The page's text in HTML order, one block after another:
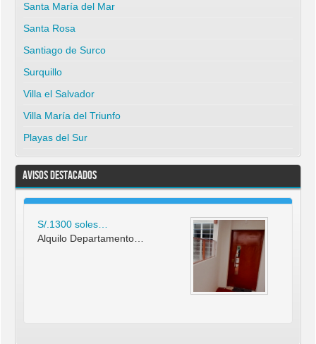
Santa María del Mar
Santa Rosa
Santiago de Surco
Surquillo
Villa el Salvador
Villa María del Triunfo
Playas del Sur
Avisos Destacados
S/.1300 soles…
Alquilo Departamento…